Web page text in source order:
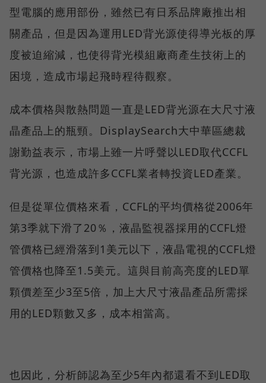
型電腦的應用部份，雖然已有日系品牌廠推出相
關產品，但是因為運用LED背光源使得導光板的厚
度被迫縮減，也使得背光模組廠商產生技術上的
困境，造成市場起飛時程待觀察。
成本價格與散熱問題一直是LED背光源在大尺寸液
晶產品上的瓶頸。DisplaySearch大中華區總裁
謝勤益表示，市場上雖一片呼聲以LED取代CCFL
背光源，也造成許多CCFL業者轉投資LED產業。
但是從單位價格來看，CCFL的平均價格從2006年
第3季就下滑了20％，液晶監視器採用的CCFL燈
管價格已經滑落到1美元以下，液晶電視的CCFL燈
管價格也降至1.5美元。這與目前高亮度的LED單
顆價差至少3至5倍，加上大尺寸液晶產品所需採
用的LED顆數又多，成本相當高。
也因此，分析師認為至少5年內都還看不到LED取